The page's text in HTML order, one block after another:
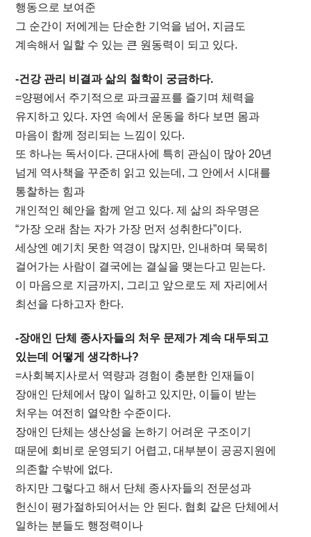
행동으로 보여준
그 순간이 저에게는 단순한 기억을 넘어, 지금도
계속해서 일할 수 있는 큰 원동력이 되고 있다.
-건강 관리 비결과 삶의 철학이 궁금하다.
=양평에서 주기적으로 파크골프를 즐기며 체력을
유지하고 있다. 자연 속에서 운동을 하다 보면 몸과
마음이 함께 정리되는 느낌이 있다.
또 하나는 독서이다. 근대사에 특히 관심이 많아 20년
넘게 역사책을 꾸준히 읽고 있는데, 그 안에서 시대를
통찰하는 힘과
개인적인 혜안을 함께 얻고 있다.제 삶의 좌우명은
“가장 오래 참는 자가 가장 먼저 성취한다”이다.
세상엔 예기치 못한 역경이 많지만, 인내하며 묵묵히
걸어가는 사람이 결국에는 결실을 맺는다고 믿는다.
이 마음으로 지금까지, 그리고 앞으로도 제 자리에서
최선을 다하고자 한다.
-장애인 단체 종사자들의 처우 문제가 계속 대두되고
있는데 어떻게 생각하나?
=사회복지사로서 역량과 경험이 충분한 인재들이
장애인 단체에서 많이 일하고 있지만, 이들이 받는
처우는 여전히 열악한 수준이다.
장애인 단체는 생산성을 논하기 어려운 구조이기
때문에 회비로 운영되기 어렵고, 대부분이 공공지원에
의존할 수밖에 없다.
하지만 그렇다고 해서 단체 종사자들의 전문성과
헌신이 평가절하되어서는 안 된다. 협회 같은 단체에서
일하는 분들도 행정력이나